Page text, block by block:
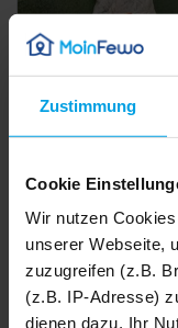
Zustimmung
Cookie
Wir nutzen
unserer Webseite,
zuzugreifen (z.B.
(z.B. IP-Adresse)
dienen dazu, Ihr
Apartment Juwel
Bensersiel